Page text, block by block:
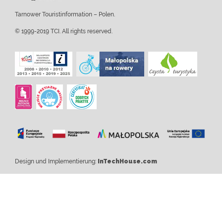
Tarnower Touristinformation – Polen.
© 1999-2019 TCI. All rights reserved.
Design und Implementierung: InTechHouse.com